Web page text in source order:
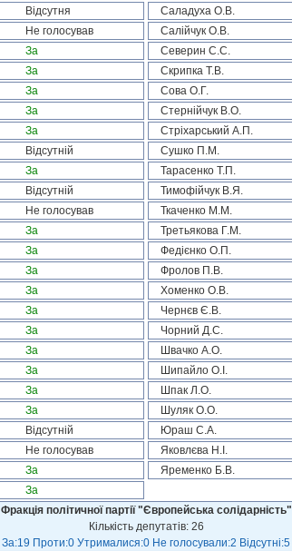
Відсутня Саладуха О.В.
Не голосував Салійчук О.В.
За Северин С.С.
За Скрипка Т.В.
За Сова О.Г.
За Стернійчук В.О.
За Стріхарський А.П.
Відсутній Сушко П.М.
За Тарасенко Т.П.
Відсутній Тимофійчук В.Я.
Не голосував Ткаченко М.М.
За Третьякова Г.М.
За Федієнко О.П.
За Фролов П.В.
За Хоменко О.В.
За Чернєв Є.В.
За Чорний Д.С.
За Швачко А.О.
За Шипайло О.І.
За Шпак Л.О.
За Шуляк О.О.
Відсутній Юраш С.А.
Не голосував Яковлєва Н.І.
За Яременко Б.В.
За
Фракція політичної партії "Європейська солідарність"
Кількість депутатів: 26
За:19 Проти:0 Утрималися:0 Не голосували:2 Відсутні:5